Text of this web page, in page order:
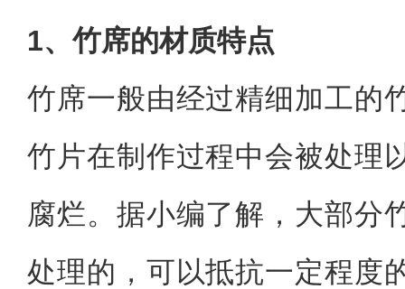
1、竹席的材质特点
竹席一般由经过精细加工的
竹片在制作过程中会被处理
腐烂。据小编了解， 大部分
处理的，可以抵抗一定程度